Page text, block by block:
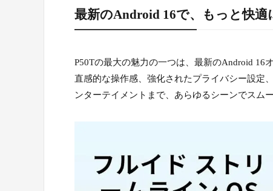
最新のAndroid 16で、もっと快適
P50Tの最大の魅力の一つは、最新のAndroid 16
直感的な操作感、強化されたプライバシー設定
ンターテイメントまで、あらゆるシーンでスム